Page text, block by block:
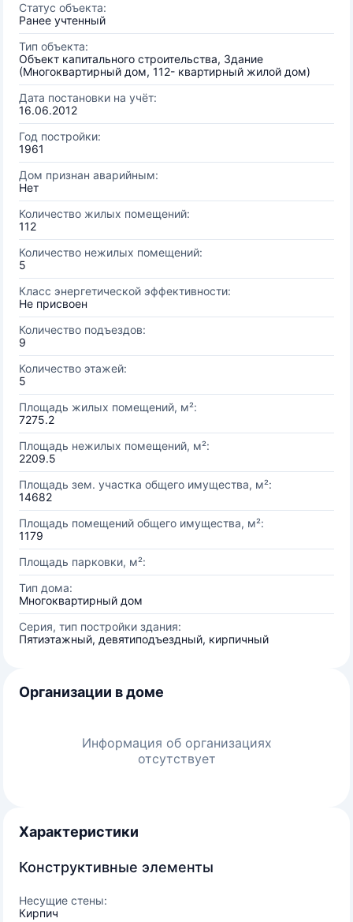
Статус объекта:
Ранее учтенный
Тип объекта:
Объект капитального строительства, Здание
(Многоквартирный дом, 112- квартирный жилой дом)
Дата постановки на учёт:
16.06.2012
Год постройки:
1961
Дом признан аварийным:
Нет
Количество жилых помещений:
112
Количество нежилых помещений:
5
Класс энергетической эффективности:
Не присвоен
Количество подъездов:
9
Количество этажей:
5
Площадь жилых помещений, м²:
7275.2
Площадь нежилых помещений, м²:
2209.5
Площадь зем. участка общего имущества, м²:
14682
Площадь помещений общего имущества, м²:
1179
Площадь парковки, м²:
Тип дома:
Многоквартирный дом
Серия, тип постройки здания:
Пятиэтажный, девятиподъездный, кирпичный
Организации в доме
Информация об организациях
отсутствует
Характеристики
Конструктивные элементы
Несущие стены:
Кирпич